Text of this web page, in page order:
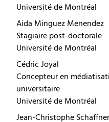
Université de Montréal
Aida Minguez Menendez
Stagiaire post-doctorale
Université de Montréal
Cédric Joyal
Concepteur en
universitaire
Université de Montréal
Jean-Christophe Schaffner